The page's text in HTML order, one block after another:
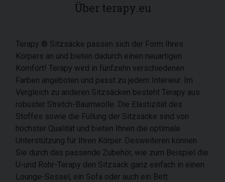
Über terapy.eu
Terapy ® Sitzsäcke passen sich der Form Ihres
Körpers an und bieten dadurch einen neuartigen
Komfort! Terapy wird in fünfzehn verschiedenen
Farben angeboten und passt zu jedem Interieur. Im
Vergleich zu anderen Sitzsäcken besteht Terapy aus
robuster Stretch-Baumwolle. Die Elastizität des
Stoffes sowie die Füllung der Sitzsäcke sind von
höchster Qualität und bieten Ihnen die optimale
Unterstützung für Ihren Körper. Desweiteren können
Sie durch das passende Zubehör, wie zum Beispiel die
U-und Rohr-Terapy den Sitzsack ganz einfach in einen
Lounge-Sessel, ein Sofa oder auch ein Bett